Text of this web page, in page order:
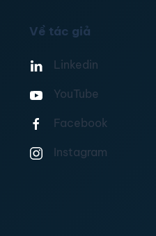
Về tác giả
Linkedin
YouTube
Facebook
Instagram